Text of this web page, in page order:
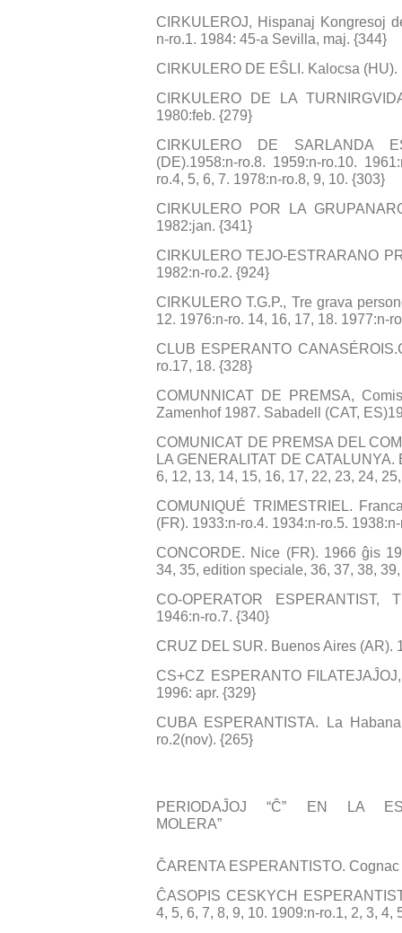
CIRKULEROJ, Hispanaj Kongresoj
n-ro.1. 1984: 45-a Sevilla, maj. {344}
CIRKULERO DE EŜLI. Kalocsa
CIRKULERO DE LA
1980:feb. {279}
CIRKULERO DE SARLANDA
(DE).1958:n-ro.8. 1959:n-ro.10.
ro.4, 5, 6, 7. 1978:n-ro.8, 9, 10. {303}
CIRKULERO POR LA
1982:jan. {341}
CIRKULERO TEJO-ESTRARANO
1982:n-ro.2. {924}
CIRKULERO T.G.P., Tre grava
12. 1976:n-ro. 14, 16, 17, 18. 1977:n-
CLUB ESPERANTO
ro.17, 18. {328}
COMUNNICAT DE PREMSA,
Zamenhof 1987. Sabadell (CAT,
COMUNICAT DE PREMSA DEL
LA GENERALITAT DE
6, 12, 13, 14, 15, 16, 17, 22, 23, 24,
COMUNIQUÉ TRIMESTRIEL.
(FR). 1933:n-ro.4. 1934:n-ro.5.
CONCORDE. Nice (FR). 1966 ĝis
34, 35, edition speciale, 36, 37, 38,
CO-OPERATOR ESPERANTIST,
1946:n-ro.7. {340}
CRUZ DEL SUR. Buenos Aires (AR).
CS+CZ ESPERANTO
1996: apr. {329}
CUBA ESPERANTISTA. La
ro.2(nov). {265}
PERIODAĴOJ “Ĉ” EN LA
MOLERA”
ĈARENTA ESPERANTISTO.
ĈASOPIS CESKYCH
4, 5, 6, 7, 8, 9, 10. 1909:n-ro.1, 2, 3, 4,